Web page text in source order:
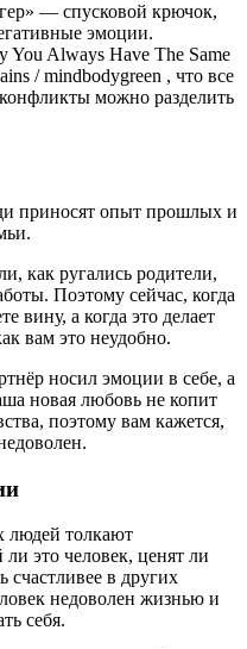
— спусковой крючок,
эмоции.
You Always Have The Same
/ mindbodygreen , что все
можно разделить
приносят опыт прошлых и
как ругались родители,
Поэтому сейчас, когда
вину, а когда это делает
вам это неудобно.
носил эмоции в себе, а
новая любовь не копит
поэтому вам кажется,
людей толкают
это человек, ценят ли
счастливее в других
недоволен жизнью и
себя.